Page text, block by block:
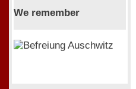
We remember